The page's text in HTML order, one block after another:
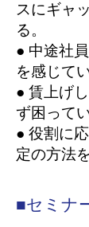
スにギャ
る。
● 中途社
を感じて
● 賃上げ
ず困ってい
● 役割に
定の方法
■セミナ